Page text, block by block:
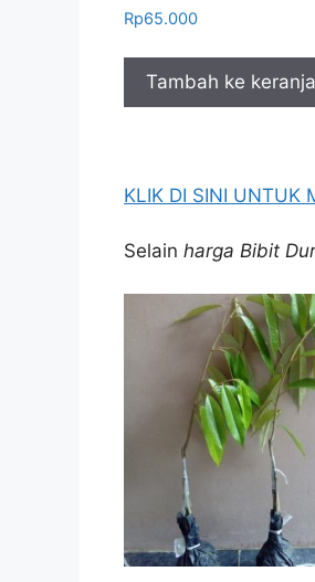
Rp65.000
Tambah ke
KLIK DI SINI UNTUK
Selain harga Bibit